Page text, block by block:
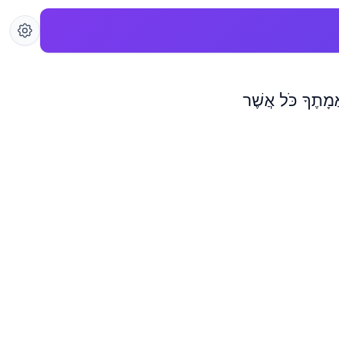
אֲמָתֶךָ כֹּל אֲשֶׁר